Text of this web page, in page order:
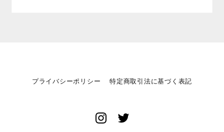
プライバシーポリシー 特定商取引法に基づく表記